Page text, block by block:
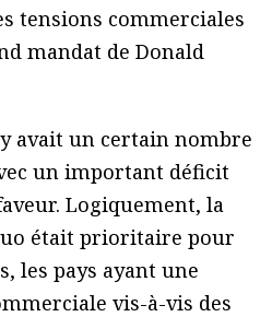
tensions commerciales
mandat de Donald
avait un certain nombre
un important déficit
Logiquement, la
était prioritaire pour
les pays ayant une
vis-à-vis des